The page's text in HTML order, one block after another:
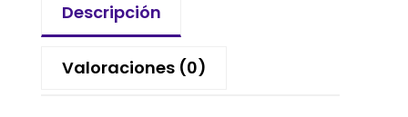
Descripción
Valoraciones (0)